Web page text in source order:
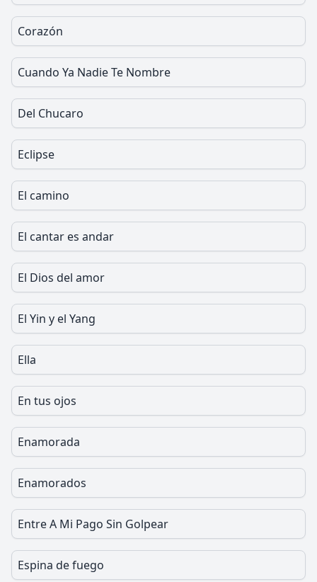
Corazón
Cuando Ya Nadie Te Nombre
Del Chucaro
Eclipse
El camino
El cantar es andar
El Dios del amor
El Yin y el Yang
Ella
En tus ojos
Enamorada
Enamorados
Entre A Mi Pago Sin Golpear
Espina de fuego